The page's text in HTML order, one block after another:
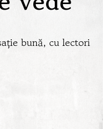
bună, cu lectori